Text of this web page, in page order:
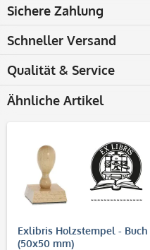
Sichere Zahlung
Schneller Versand
Qualität & Service
Ähnliche Artikel
Exlibris Holzstempel - Buch
(50x50 mm)